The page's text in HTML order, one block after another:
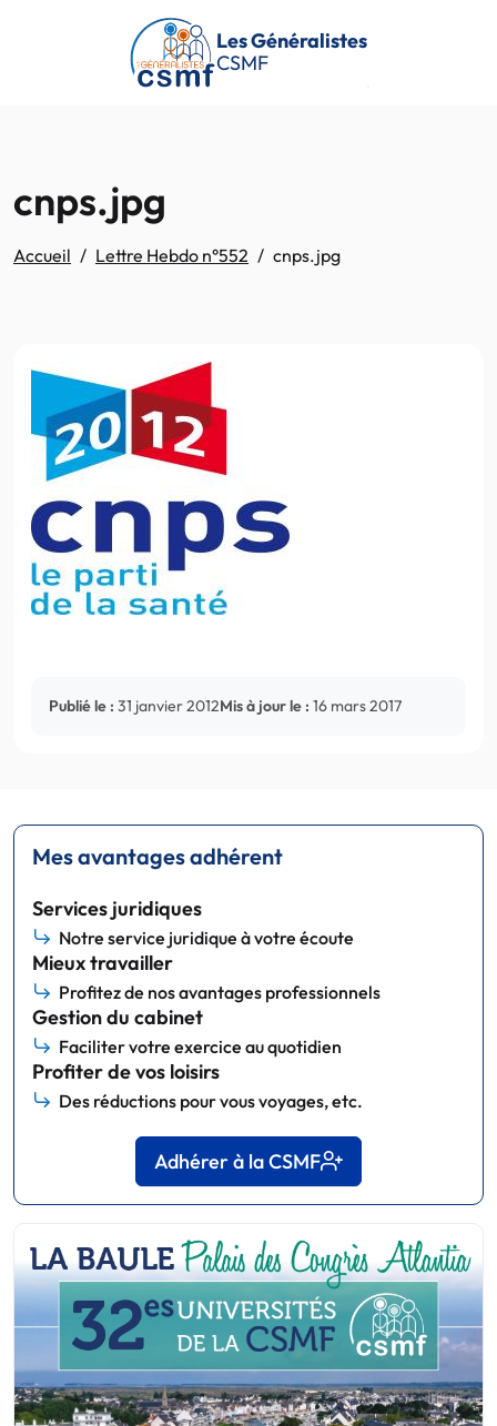
Passer au contenu principal
Les Généralistes
CSMF
cnps.jpg
Accueil Lettre Hebdo n°552 cnps.jpg
Publié le : 31 janvier 2012Mis à jour le : 16 mars 2017
Mes avantages adhérent
Services juridiques
Notre service juridique à votre écoute
Mieux travailler
Profitez de nos avantages professionnels
Gestion du cabinet
Faciliter votre exercice au quotidien
Profiter de vos loisirs
Des réductions pour vous voyages, etc.
Adhérer à la CSMF